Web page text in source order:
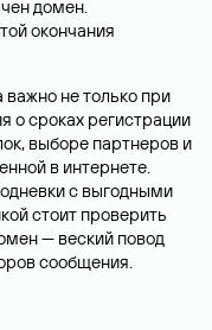
домен.
окончания
не только при
о сроках регистрации
выборе партнеров и
в интернете.
с выгодными
стоит проверить
— веский повод
сообщения.